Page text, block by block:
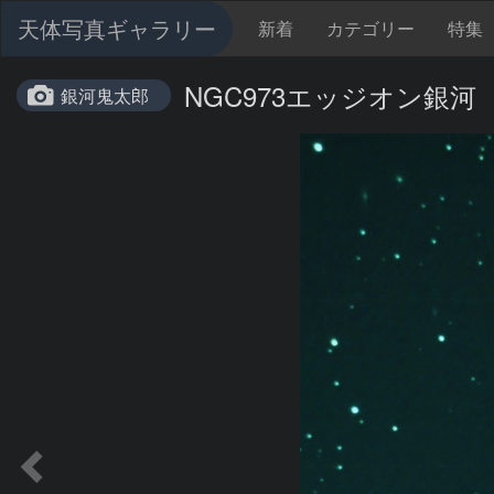
天体写真ギャラリー 新着 カテゴリー 特集
銀河鬼太郎 NGC973エッジオン銀河